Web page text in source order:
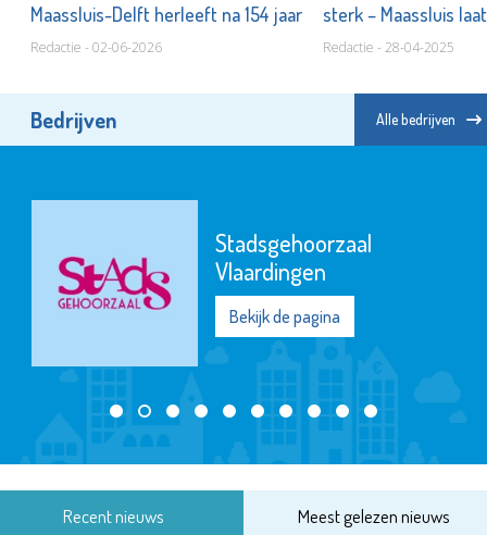
Maassluis-Delft herleeft na 154 jaar
Redactie - 02-06-2026
sterk – Maassluis
Redactie - 28-04-2025
Bedrijven Alle bedrijven
Stadsgehoorzaal
Vlaardingen
Bekijk de pagina
Recent nieuws Meest gelezen nieuws